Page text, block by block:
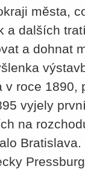
města,
a dalších
a dohnat
v roce 1890,
vyjely
na